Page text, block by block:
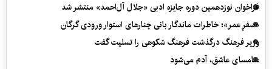
فراخوان نوزدهمین دوره جایزه ادبی «جلال آل‌احمد» منتشر شد
«سفرِ عمر»؛ خاطرات ماندگار بانی چنارهای استوار ورودی گرگان
وزیر فرهنگ درگذشت فرهنگ شکوهی را تسلیت گفت
سامسای عاشق، آدم می‌شود